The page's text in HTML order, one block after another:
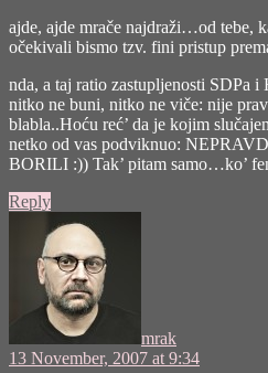
ajde, ajde mrače najdraži…od tebe,
očekivali bismo tzv. fini pristup
nda, a taj ratio zastupljenosti SDPa
nitko ne buni, nitko ne viče: nije
blabla..Hoću reć’ da je kojim
netko od vas podviknuo:
BORILI :)) Tak’ pitam samo…ko’
Reply
mrak
13 November, 2007 at 9:34